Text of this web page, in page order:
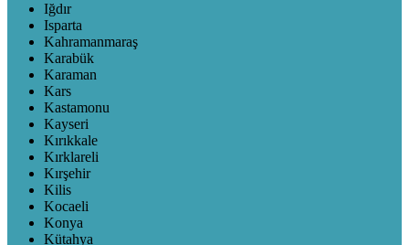
Iğdır
Isparta
Kahramanmaraş
Karabük
Karaman
Kars
Kastamonu
Kayseri
Kırıkkale
Kırklareli
Kırşehir
Kilis
Kocaeli
Konya
Kütahya